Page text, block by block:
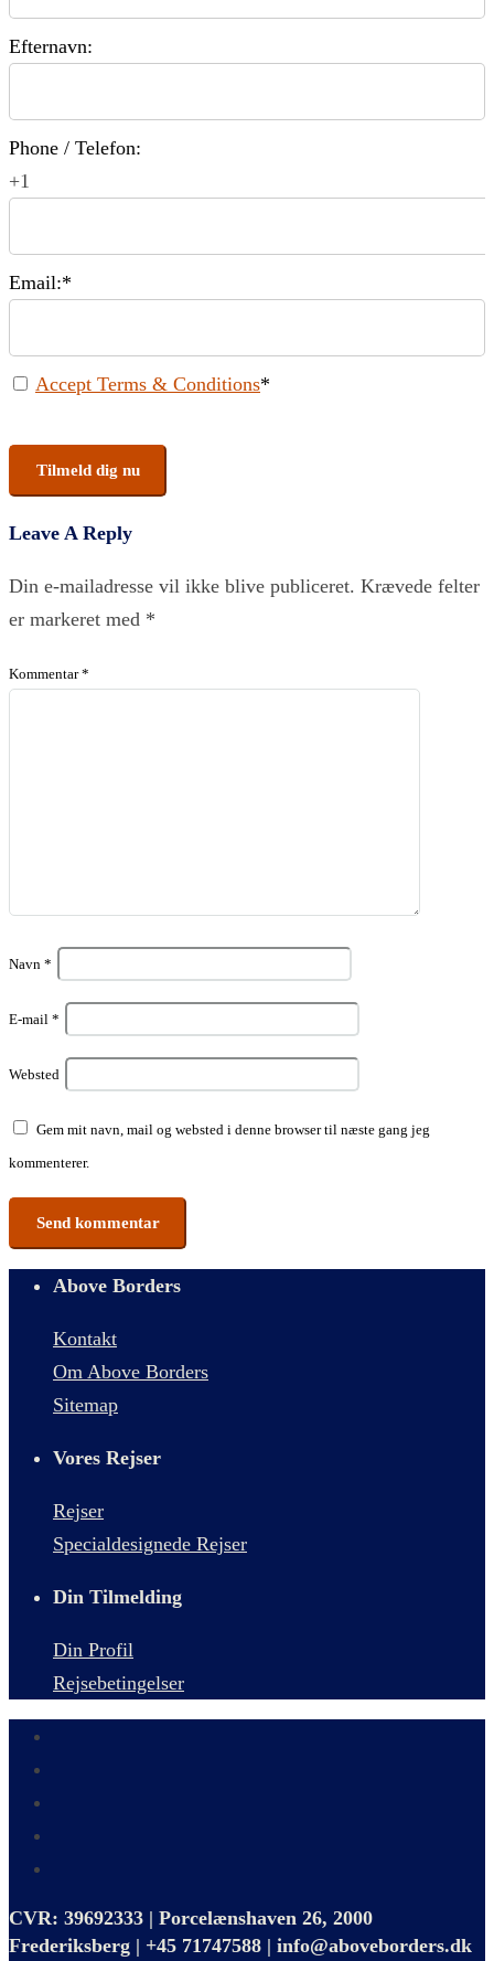
Efternavn:
Phone / Telefon:
+1
Email:*
Accept Terms & Conditions*
No val
Leave A Reply
Din e-mailadresse vil ikke blive publiceret. Krævede felter
er markeret med *
Kommentar*
Navn *
E-mail *
Websted
Gem mit navn, mail og websted i denne browser til næste gang jeg
kommenterer.
Above Borders
Kontakt
Om Above Borders
Sitemap
Vores Rejser
Rejser
Specialdesignede Rejser
Din Tilmelding
Din Profil
Rejsebetingelser
CVR: 39692333 | Porcelænshaven 26, 2000
Frederiksberg | +45 71747588 | info@aboveborders.dk